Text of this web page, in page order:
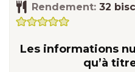
Rendement: 32
Les informations
qu’à